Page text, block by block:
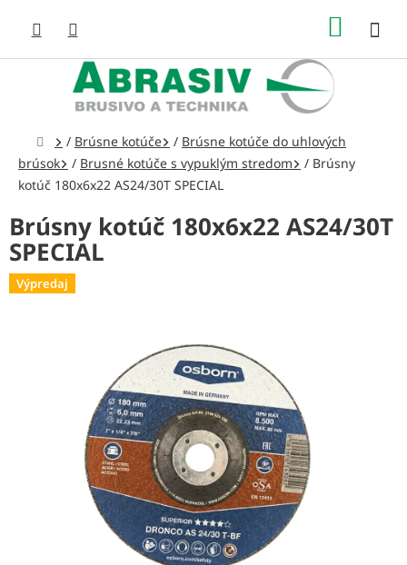
obsah
Domov
/ Brúsne kotúče / Brúsne kotúče do uhlových
brúsok
/ Brusné kotúče s vypuklým stredom / Brúsny
kotúč 180x6x22 AS24/30T SPECIAL
Brúsny kotúč 180x6x22 AS24/30T
SPECIAL
Výpredaj